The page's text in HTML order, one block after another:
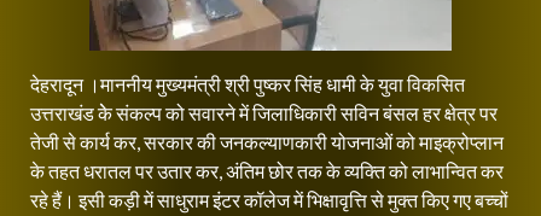
देहरादून ।माननीय मुख्यमंत्री श्री पुष्कर सिंह धामी के युवा विकसित
उत्तराखंड केे संकल्प को सवारने में जिलाधिकारी सविन बंसल हर क्षेत्र पर
तेजी से कार्य कर, सरकार की जनकल्याणकारी योजनाओं को माइक्रोप्लान
के तहत धरातल पर उतार कर, अंतिम छोर तक के व्यक्ति को लाभान्वित कर
रहे हैं। इसी कड़ी में साधुराम इंटर कॉलेज में भिक्षावृत्ति से मुक्त किए गए बच्चों